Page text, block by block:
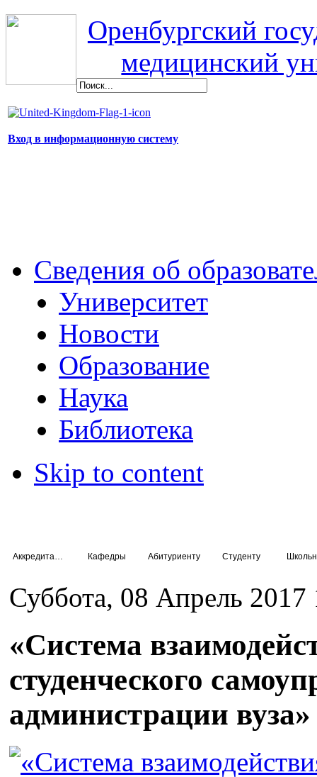
Оренбургский
медицинский
Вход в информационную систему
Сведения об
Университет
Новости
Образование
Наука
Библиотека
Skip to content
Кафедры Абитуриенту Студенту
Суббота, 08 Апрель 2017
«Система
студенческого
администрации вуза»